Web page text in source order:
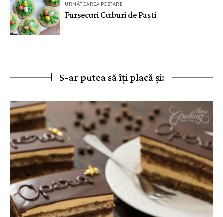
URMĂTOAREA POSTARE
Fursecuri Cuiburi de Paști
S-ar putea să îți placă și: